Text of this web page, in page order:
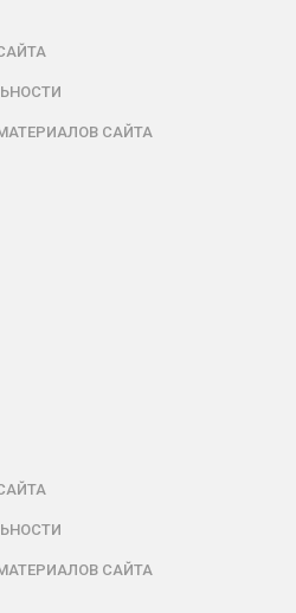
САЙТА
САЙТА